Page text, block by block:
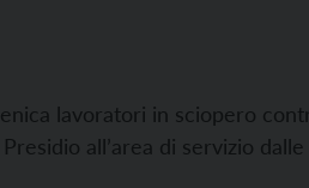
lavoratori in sciopero
all’area di servizio